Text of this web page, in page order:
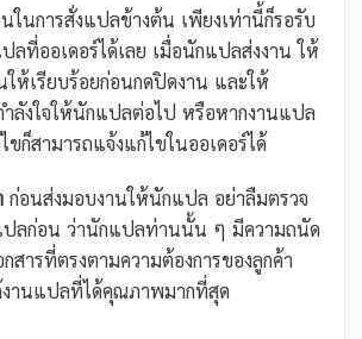
ในการสั่งแปลข้างต้น เพียงเท่านี้ก็รอรับ
ลที่ออเดอร์ได้เลย เมื่อนักแปลส่งงาน ให้
ให้เรียบร้อยก่อนกดปิดงาน และให้
ลังใจให้นักแปลต่อไป หรือหากงานแปล
ก็สามารถแจ้งแก้ไขในออเดอร์ได้
ก่อนส่งมอบงานให้นักแปล อย่าลืมตรวจ
ลก่อน ว่านักแปลท่านนั้น ๆ มีความถนัด
สารที่ตรงตามความต้องการของลูกค้า
งานแปลที่ได้คุณภาพมากที่สุด